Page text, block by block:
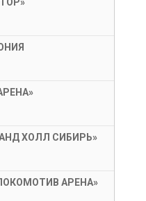
ХОЛЛ СИБИРЬ»
АРЕНА»